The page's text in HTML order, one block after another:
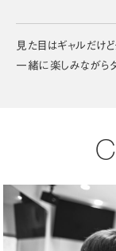
見た目はギャルだけ
一緒に楽しみながら